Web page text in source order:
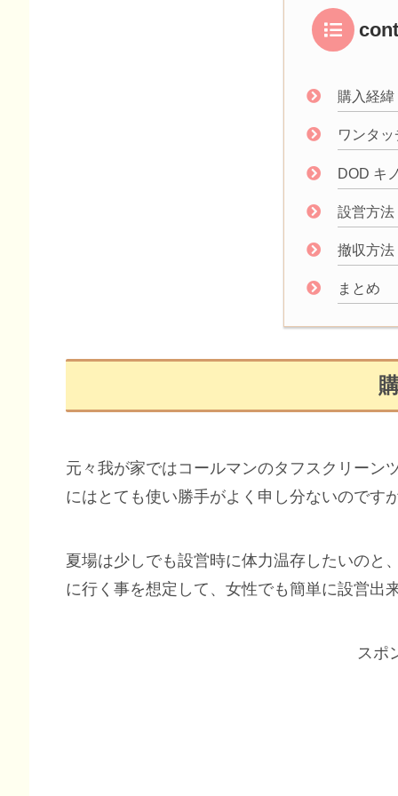
購入経緯
ワンタ
DOD キ
設営方法
撤収方法
まとめ
元々我が家ではコールマンのタフスクリーン
にはとても使い勝手がよく申し分ないのです
夏場は少しでも設営時に体力温存したいのと
に行く事を想定して、女性でも簡単に設営出
スポ